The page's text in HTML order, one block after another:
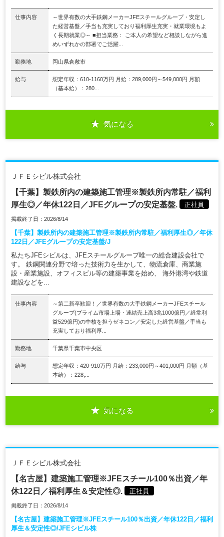
仕事内容
～世界有数の大手鉄鋼メーカーJFEスチールグループ・安定し
た経営基盤／手当も充実しており福利厚生充実・就業環境もよ
く長期就業◎～ ■担当業務： ご本人の希望など相談しながら進
めいずれかの部署でご活躍...
勤務地 岡山県倉敷市
給与
想定年収：610-1160万円 月給：289,000円～549,000円 月額
（基本給）：280...
気になる
ＪＦＥシビル株式会社
【千葉】製鉄所内の建築施工管理※製鉄所内常駐／福利
厚生◎／年休122日／JFEグループの安定基盤.
正社員
掲載終了日：2026/8/14
【千葉】製鉄所内の建築施工管理※製鉄所内常駐／福利厚生◎／年休
122日／JFEグループの安定基盤/J
私たちJFEシビルは、JFEスチールグループ唯一の総合建設会社で
す。 鉄鋼関連分野で培った技術力を生かして、物流倉庫、商業施
設・産業施設、オフィスビル等の建築事業を始め、 海外港湾や鉄道
建設などを...
仕事内容
～第二新卒歓迎！／世界有数の大手鉄鋼メーカーJFEスチール
グループ(プライム市場上場・連結売上高3兆1000億円／経常利
益529億円)の中核を担うゼネコン／安定した経営基盤／手当も
充実しており福利厚...
勤務地 千葉県千葉市中央区
給与
想定年収：420-910万円 月給：233,000円～401,000円 月額（基
本給）：228,...
気になる
ＪＦＥシビル株式会社
【名古屋】建築施工管理※JFEスチール100％出資／年
休122日／福利厚生＆安定性◎.
正社員
掲載終了日：2026/8/14
【名古屋】建築施工管理※JFEスチール100％出資／年休122日／福利
厚生＆安定性◎/JFEシビル株